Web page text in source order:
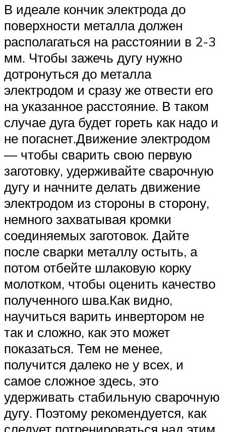
В идеале кончик электрода до
поверхности металла должен
располагаться на расстоянии в 2-3
мм. Чтобы зажечь дугу нужно
дотронуться до металла
электродом и сразу же отвести его
на указанное расстояние. В таком
случае дуга будет гореть как надо и
не погаснет.Движение электродом
— чтобы сварить свою первую
заготовку, удерживайте сварочную
дугу и начните делать движение
электродом из стороны в сторону,
немного захватывая кромки
соединяемых заготовок. Дайте
после сварки металлу остыть, а
потом отбейте шлаковую корку
молотком, чтобы оценить качество
полученного шва.Как видно,
научиться варить инвертором не
так и сложно, как это может
показаться. Тем не менее,
получится далеко не у всех, и
самое сложное здесь, это
удерживать стабильную сварочную
дугу. Поэтому рекомендуется, как